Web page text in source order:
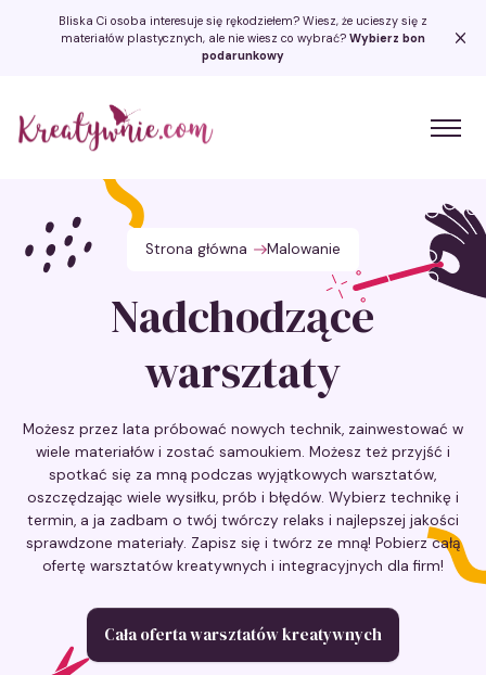
Bliska Ci osoba interesuje się rękodziełem? Wiesz, że ucieszy się z
materiałów plastycznych, ale nie wiesz co wybrać? Wybierz bon
podarunkowy
Kreatywnie.com
Strona główna Malowanie
Nadchodzące
warsztaty
Możesz przez lata próbować nowych technik, zainwestować w
wiele materiałów i zostać samoukiem. Możesz też przyjść i
spotkać się za mną podczas wyjątkowych warsztatów,
oszczędzając wiele wysiłku, prób i błędów. Wybierz technikę i
termin, a ja zadbam o twój twórczy relaks i najlepszej jakości
sprawdzone materiały. Zapisz się i twórz ze mną! Pobierz całą
ofertę warsztatów kreatywnych i integracyjnych dla firm!
Cała oferta warsztatów kreatywnych